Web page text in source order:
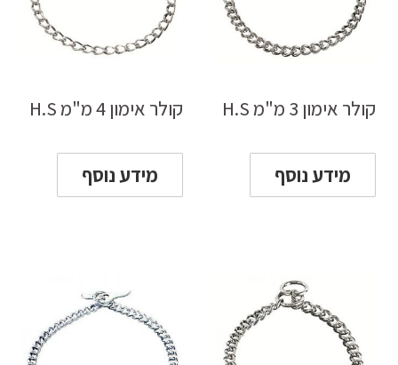
קולר אימון 3 מ"מ H.S
מידע נוסף
קולר אימון 4 מ"מ H.S
מידע נוסף